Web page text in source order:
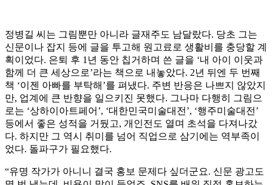
정병길 씨는 그림뿐만 아니라 글재주도 남달랐다. 당초 그는
신문이나 잡지 등에 글을 투고해 원고료로 생활비를 충당할 계
획이었다. 은퇴 후 1년 동안 칩거하며 쓴 글을 ‘내 아이 이웃과
함께 더 큰 세상으로’라는 책으로 내놓았다. 2년 뒤엔 두 번째
책 ‘이젠 아빠를 부탁해’를 펴냈다. 주변 반응은 나쁘지 않았지
만, 업계에 큰 반향을 일으키진 못했다. 그나마 다행히 그림으
로는 ‘상하이아트페어’, ‘대한민국미술대전’, ‘행주미술대전’
등에서 좋은 성적을 거뒀고, 개인전도 열며 초석을 다져나갔
다. 하지만 그 역시 취미를 넘어 직업으로 삼기에는 역부족이
었다. 돌파구가 필요했다.
“유명 작가가 아니니 결국 홍보 문제다 싶더군요. 신문 광고도